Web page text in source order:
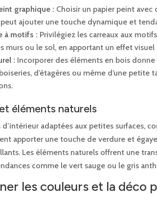
graphique : Choisir un papier peint
ajouter une touche dynamique et
à motifs : Privilégiez les carreaux aux
murs ou le sol, en apportant un effet visuel
: Incorporer des éléments en bois donne
boiseries, d’étagères ou même d’une
éléments naturels
d’intérieur adaptées aux petites surfaces,
apporter une touche de verdure et
Les éléments naturels offrent une
comme le vert sauge ou le gris
les couleurs et la déco